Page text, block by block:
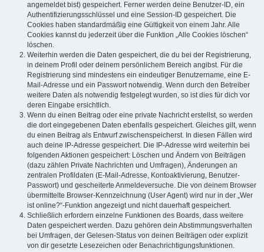
angemeldet bist) gespeichert. Ferner werden deine Benutzer-ID, ein
Authentifizierungsschlüssel und eine Session-ID gespeichert. Die
Cookies haben standardmäßig eine Gültigkeit von einem Jahr. Alle
Cookies kannst du jederzeit über die Funktion „Alle Cookies löschen“
löschen.
Weiterhin werden die Daten gespeichert, die du bei der Registrierung,
in deinem Profil oder deinem persönlichem Bereich angibst. Für die
Registrierung sind mindestens ein eindeutiger Benutzername, eine E-
Mail-Adresse und ein Passwort notwendig. Wenn durch den Betreiber
weitere Daten als notwendig festgelegt wurden, so ist dies für dich vor
deren Eingabe ersichtlich.
Wenn du einen Beitrag oder eine private Nachricht erstellst, so werden
die dort eingegebenen Daten ebenfalls gespeichert. Gleiches gilt, wenn
du einen Beitrag als Entwurf zwischenspeicherst. In diesen Fällen wird
auch deine IP-Adresse gespeichert. Die IP-Adresse wird weiterhin bei
folgenden Aktionen gespeichert: Löschen und Ändern von Beiträgen
(dazu zählen Private Nachrichten und Umfragen), Änderungen an
zentralen Profildaten (E-Mail-Adresse, Kontoaktivierung, Benutzer-
Passwort) und gescheiterte Anmeldeversuche. Die von deinem Browser
übermittelte Browser-Kennzeichnung (User Agent) wird nur in der „Wer
ist online?“-Funktion angezeigt und nicht dauerhaft gespeichert.
Schließlich erfordern einzelne Funktionen des Boards, dass weitere
Daten gespeichert werden. Dazu gehören dein Abstimmungsverhalten
bei Umfragen, der Gelesen-Status von deinen Beiträgen oder explizit
von dir gesetzte Lesezeichen oder Benachrichtigungsfunktionen.